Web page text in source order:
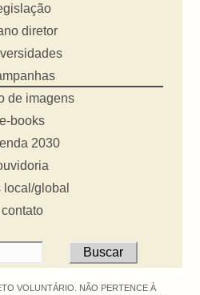
diretor
de imagens
e-books
2030
local/global
contato
VOLUNTÁRIO. NÃO PERTENCE À